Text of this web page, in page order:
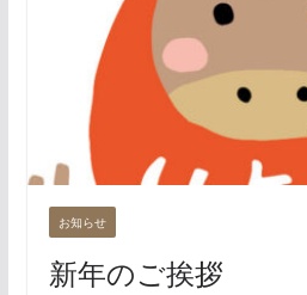
お知らせ
新年のご挨拶